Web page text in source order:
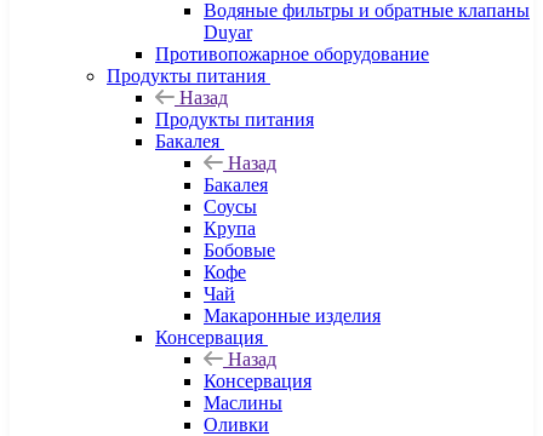
Водяные фильтры и обратные клапаны
Duyar
Противопожарное оборудование
Продукты питания
Назад
Продукты питания
Бакалея
Назад
Бакалея
Соусы
Крупа
Бобовые
Кофе
Чай
Макаронные изделия
Консервация
Назад
Консервация
Маслины
Оливки